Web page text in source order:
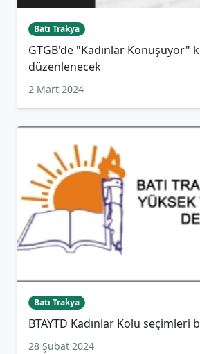
Batı Trakya
GTGB'de "Kadınlar Konuşuyor"
düzenlenecek
2 Mart 2024
Batı Trakya
BTAYTD Kadınlar Kolu seçimleri
28 Şubat 2024